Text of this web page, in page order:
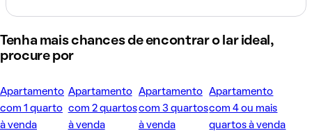
Tenha mais chances de encontrar o lar ideal,
procure por
Apartamento
com 1 quarto
à venda
Apartamento
com 2 quartos
à venda
Apartamento
com 3 quartos
à venda
Apartamento
com 4 ou mais
quartos à venda